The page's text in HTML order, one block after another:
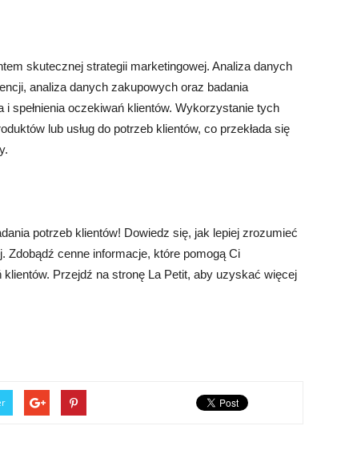
skutecznej strategii marketingowej. Analiza danych
analiza danych zakupowych oraz badania
spełnienia oczekiwań klientów. Wykorzystanie tych
lub usług do potrzeb klientów, co przekłada się
potrzeb klientów! Dowiedz się, jak lepiej zrozumieć
Zdobądź cenne informacje, które pomogą Ci
Przejdź na stronę La Petit, aby uzyskać więcej